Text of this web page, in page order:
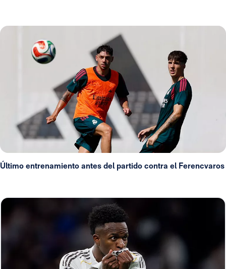
Último entrenamiento antes del partido contra el Ferencvaros